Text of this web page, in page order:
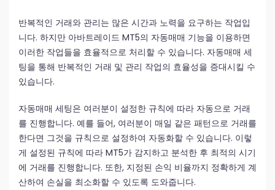
반복적인 거래와 관리는 많은 시간과 노력을 요구하는 작업입
니다. 하지만 아바트레이드 MT5의 자동매매 기능을 이용하면
이러한 작업들을 효율적으로 처리할 수 있습니다. 자동매매 세
팅을 통해 반복적인 거래 및 관리 작업의 효율성을 증대시킬 수
있습니다.
자동매매 세팅은 여러분이 설정한 규칙에 따라 자동으로 거래
를 진행합니다. 예를 들어, 여러분이 매일 같은 패턴으로 거래를
한다면 그것을 규칙으로 설정하여 자동화할 수 있습니다. 이렇
게 설정된 규칙에 따라 MT5가 감지하고 분석한 후 최적의 시기
에 거래를 진행합니다. 또한, 지정된 손익 비율까지 정확하게 계
산하여 손실을 최소화할 수 있도록 도와줍니다.